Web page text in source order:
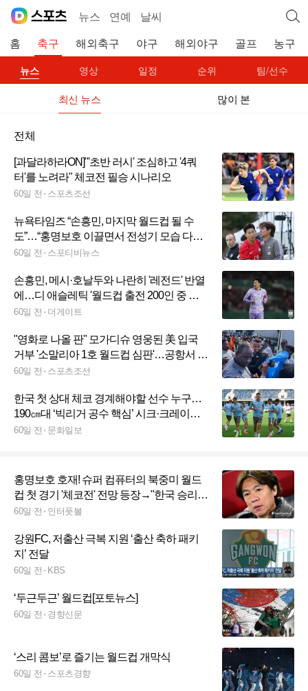
뉴스 연예 날씨
홈 축구 해외축구 야구 해외야구 골프 농구
뉴스 영상 일정 순위 팀/선수
최신 뉴스 많이 본
전체
[과달라하라ON]"'초반 러시' 조심하고 '4쿼
터'를 노려라" 체코전 필승 시나리오
60일 전 스포츠조선
뉴욕타임즈 “손흥민, 마지막 월드컵 될 수
도”…“홍명보호 이끌면서 전성기 모습 다시
보여주길 바라”
60일 전 스포티비뉴스
손흥민, 메시·호날두와 나란히 '레전드' 반열
에…디 애슬레틱 '월드컵 출전 200인 중 레
전드 15인' 선정
60일 전 더게이트
"영화로 나올 판" 모가디슈 영웅된 美 입국
거부 '소말리아 1호 월드컵 심판'…공항서 뜨
거운 환영, 2030년 월드컵 재도전 약속
60일 전 스포츠조선
한국 첫 상대 체코 경계해야할 선수 누구…
190㎝대 ‘빅리거 공수 핵심’ 시크·크레이치
경보
60일 전 문화일보
홍명보호 호재! 슈퍼 컴퓨터의 북중미 월드
컵 첫 경기 '체코전' 전망 등장→"한국 승리
가능성 42.9%"
60일 전 인터풋볼
강원FC, 저출산 극복 지원 ‘출산 축하 패키
지’ 전달
60일 전 KBS
‘두근두근’ 월드컵[포토뉴스]
60일 전 경향신문
‘스리 콤보’로 즐기는 월드컵 개막식
60일 전 스포츠경향